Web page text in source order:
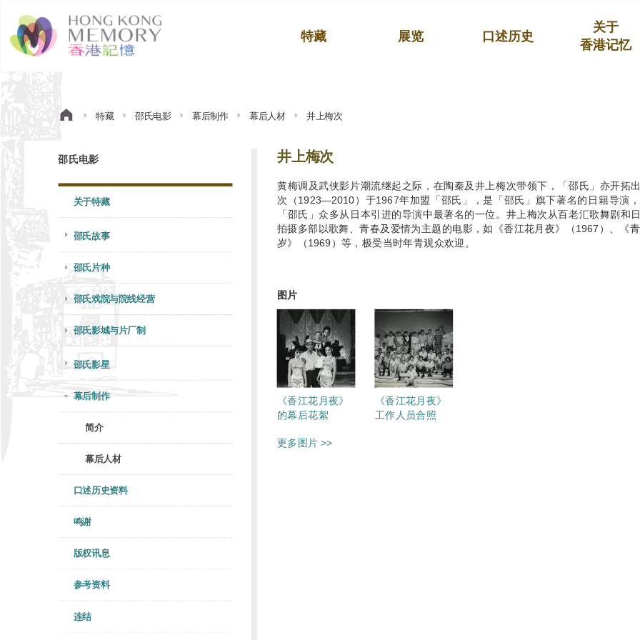
特藏 展览 口述历史
关于
香港记忆
特藏 邵氏电影 幕后制作 幕后人材 井上梅次
邵氏电影
关于特藏
邵氏故事
邵氏片种
邵氏戏院与院线经营
邵氏影城与片厂制
邵氏影星
幕后制作
简介
幕后人材
口述历史资料
鸣谢
版权讯息
参考资料
连结
井上梅次
黄梅调及武侠影片潮流继起之际，在陶秦及井上梅次带领下，「邵氏」亦开拓
次（1923—2010）于1967年加盟「邵氏」，是「邵氏」旗下著名的日籍导演
「邵氏」众多从日本引进的导演中最著名的一位。井上梅次从百老汇歌舞剧和
拍摄多部以歌舞、青春及爱情为主题的电影，如《香江花月夜》（1967）、《
岁》（1969）等，极受当时年青观众欢迎。
图片
《香江花月夜》
的幕后花絮
《香江花月夜》
工作人员合照
更多图片 >>